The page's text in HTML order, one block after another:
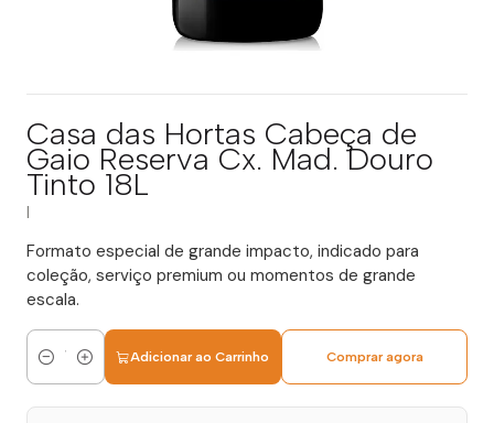
Casa das Hortas Cabeça de
Gaio Reserva Cx. Mad. Douro
Tinto 18L
Formato especial de grande impacto, indicado para
coleção, serviço premium ou momentos de grande
escala.
Quantidade
Adicionar ao Carrinho Comprar agora